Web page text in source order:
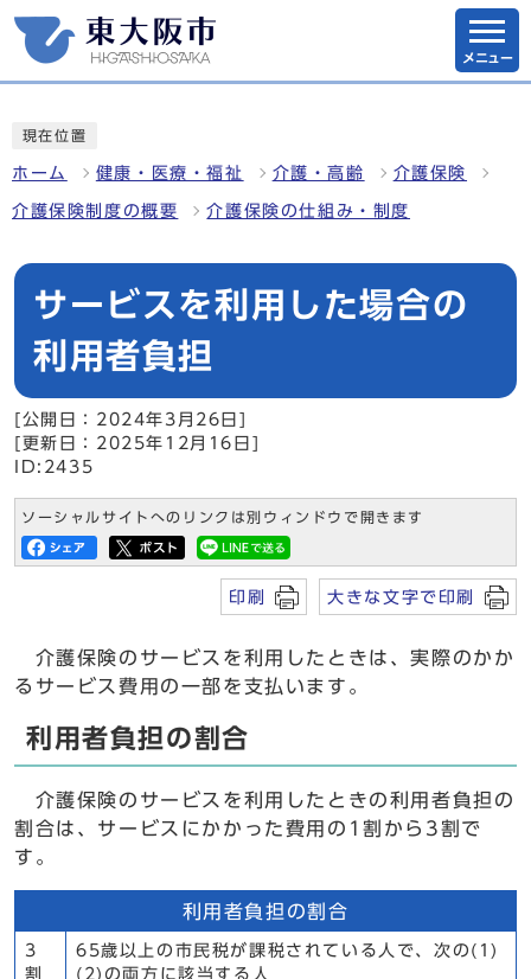
メニュー
現在位置
ホーム 健康・医療・福祉 介護・高齢 介護保険
介護保険制度の概要 介護保険の仕組み・制度
サービスを利用した場合の
利用者負担
[公開日：2024年3月26日]
[更新日：2025年12月16日]
ID:2435
ソーシャルサイトへのリンクは別ウィンドウで開きます
印刷 大きな文字で印刷
介護保険のサービスを利用したときは、実際のかか
るサービス費用の一部を支払います。
利用者負担の割合
介護保険のサービスを利用したときの利用者負担の
割合は、サービスにかかった費用の1割から3割で
す。
利用者負担の割合
3
割
65歳以上の市民税が課税されている人で、次の(1)
(2)の両方に該当する人